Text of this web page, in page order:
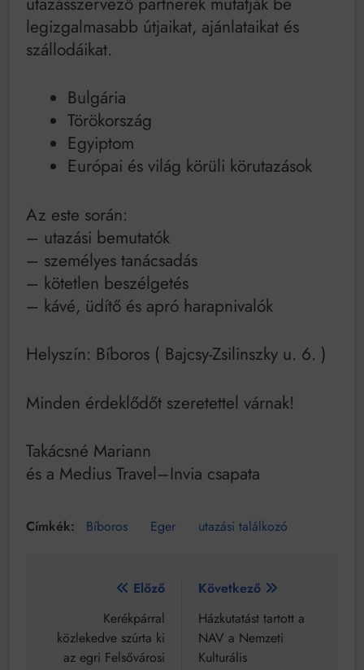
Mindenki a világot akarja uralni – de nem csak a 80-
as években
Bitumenes lapostetők: a bevált technológia akkor
működik, ha jól van felújítva
legizgalmasabb útjaikat, ajánlataikat és
szállodáikat.
Bulgária
Törökország
Egyiptom
Európai és világ körüli körutazások
Az este során:
– utazási bemutatók
– személyes tanácsadás
– kötetlen beszélgetés
– kávé, üdítő és apró harapnivalók
Helyszín: Bíboros ( Bajcsy-Zsilinszky u. 6. )
Minden érdeklődőt szeretettel várnak!
Takácsné Mariann
és a Medius Travel–Invia csapata
Bíboros Eger utazási találkozó
Bejegyzés
navigáció
Előző
Kerékpárral
közlekedve szúrta ki
az egri Felsővárosi
Következő
Házkutatást tartott a
NAV a Nemzeti
Kulturális